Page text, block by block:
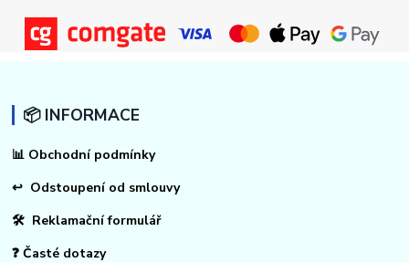
📦 INFORMACE
📊 Obchodní podmínky
↩ Odstoupení od smlouvy
🛠 Reklamační formulář
❓ Časté dotazy